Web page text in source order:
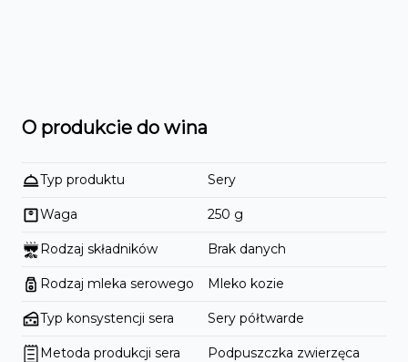
O produkcie do wina
Typ produktu Sery
Waga 250 g
Rodzaj składników Brak danych
Rodzaj mleka serowego Mleko kozie
Typ konsystencji sera Sery półtwarde
Metoda produkcji sera Podpuszczka zwierzęca